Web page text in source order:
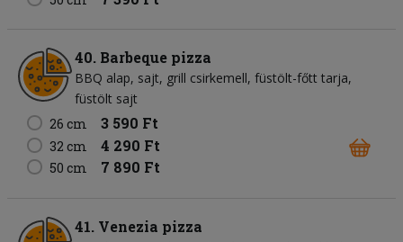
40. Barbeque pizza
BBQ alap sajt grill csirkemell füstölt-főtt tarja
füstölt sajt
26 cm
3 590 Ft
32 cm 4 290 Ft
50 cm 7 890 Ft
41. Venezia pizza